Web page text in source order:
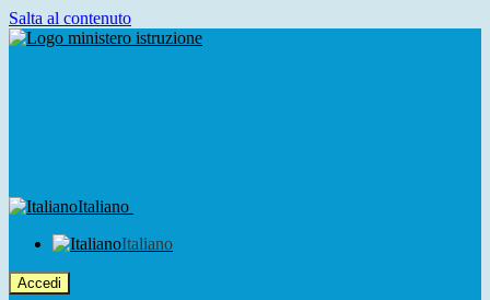
Salta al contenuto
Italiano
Italiano
Accedi